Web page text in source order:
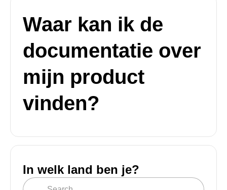
Waar kan ik de
documentatie over
mijn product
vinden?
In welk land ben je?